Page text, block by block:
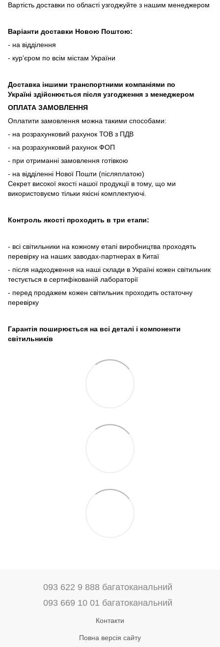
Вартість доставки по області узгоджуйте з нашим менеджером
Варіанти доставки Новою Поштою:
- на відділення
- кур'єром по всім містам України
Доставка іншими транспортними компаніями по
Україні здійснюється після узгодження з менеджером
ОПЛАТА ЗАМОВЛЕННЯ
Оплатити замовлення можна такими способами:
- на розрахунковий рахунок ТОВ з ПДВ
- на розрахунковий рахунок ФОП
- при отриманні замовлення готівкою
- на відділенні Нової Пошти (післяплатою)
Секрет високої якості нашої продукції в тому, що ми
використовуємо тільки якісні комплектуючі.
Контроль якості проходить в три етапи:
- всі світильники на кожному етапі виробництва проходять
перевірку на наших заводах-партнерах в Китаї
- після надходження на наші склади в Україні кожен світильник
тестується в сертифікованій лабораторії
- перед продажем кожен світильник проходить остаточну
перевірку
Гарантія поширюється на всі деталі і компоненти
світильників
093 622 9 888 багатоканальний
093 669 10 01 багатоканальний
Контакти
Повна версія сайту